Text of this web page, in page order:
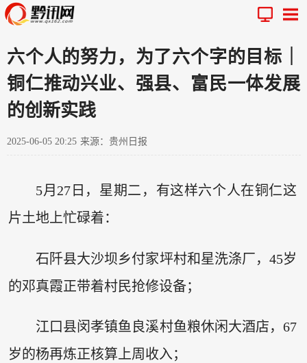
六个人的努力，为了六个字的目标｜
铜仁推动兴业、强县、富民一体发展
的创新实践
2025-06-05 20:25 来源：贵州日报
5月27日，星期二，有这样六个人在铜仁这
片土地上忙碌着：
石阡县大沙坝乡付家坪村和星洗涤厂，45岁
的邓真霞正带着村民抢修设备；
江口县闵孝镇鱼良溪村鱼粮休闲大酒店，67
岁的杨再炼正核算上周收入；